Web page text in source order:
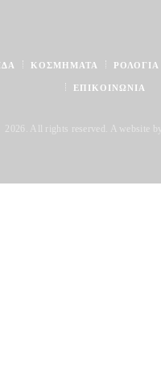
ΚΟΣΜΉΜΑΤΑ ΡΟΛΌΓΙΑ
ΕΠΙΚΟΙΝΩΝΊΑ
2026. All rights reserved. A website by